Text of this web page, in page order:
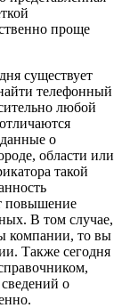
проще
существует
телефонный
любой
о
области или
такой
повышение
В том случае,
компании, то вы
Также сегодня
о